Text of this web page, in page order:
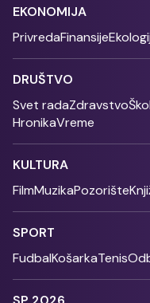
EKONOMIJA
PrivredaFinansije
DRUŠTVO
Svet radaZdravstvo
HronikaVreme
KULTURA
FilmMuzikaPozorište
SPORT
FudbalKošarkaTenis